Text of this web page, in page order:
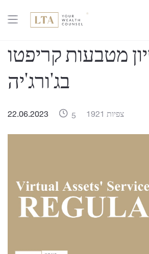
מטבעות קריפטו
בג'ורג'יה
22.06.2023 5 1921 צפיות